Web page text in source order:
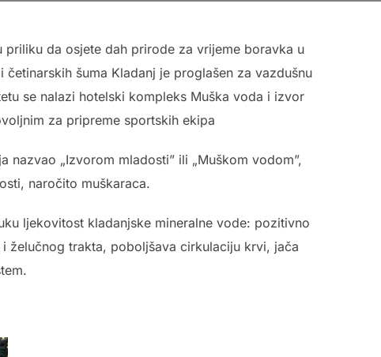
da osjete dah prirode za vrijeme boravka u
šuma Kladanj je proglašen za vazdušnu
se nalazi hotelski kompleks Muška voda i izvor
za pripreme sportskih ekipa
„Izvorom mladosti” ili „Muškom vodom”,
naročito muškaraca.
ljekovitost kladanjske mineralne vode: pozitivno
želučnog trakta, poboljšava cirkulaciju krvi, jača